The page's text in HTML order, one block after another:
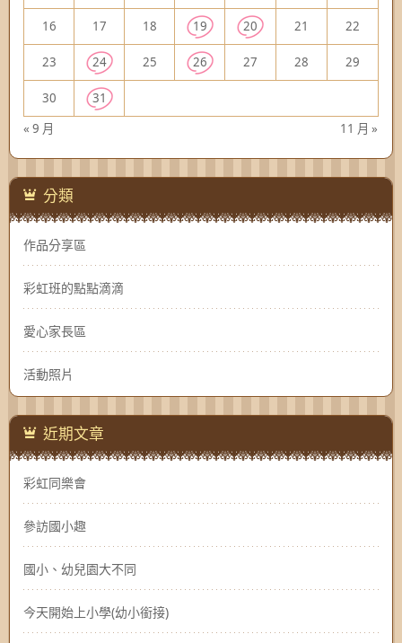
« 9 月 11 月 »
16 17 18 19 20 21 22
23 24 25 26 27 28 29
30 31
分類
作品分享區
彩虹班的點點滴滴
愛心家長區
活動照片
近期文章
彩虹同樂會
參訪國小趣
國小、幼兒園大不同
今天開始上小學(幼小銜接)